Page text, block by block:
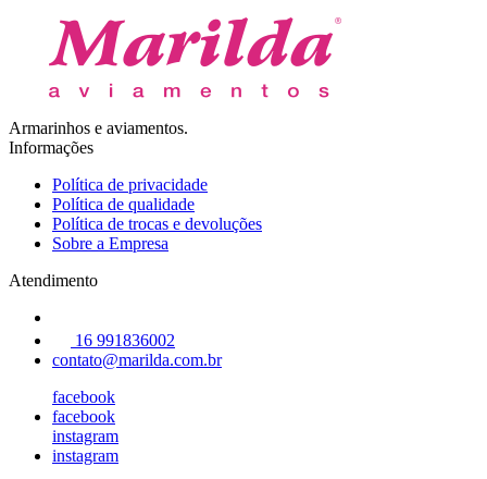
Armarinhos e aviamentos.
Informações
Política de privacidade
Política de qualidade
Política de trocas e devoluções
Sobre a Empresa
Atendimento
16 991836002
contato@marilda.com.br
facebook
facebook
instagram
instagram